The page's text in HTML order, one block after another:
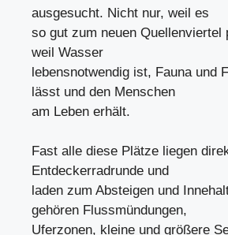
ausgesucht. Nicht nur, weil es
so gut zum neuen Quellenviertel
weil Wasser
lebensnotwendig ist, Fauna und
lässt und den Menschen
am Leben erhält.
Fast alle diese Plätze liegen
Entdeckerradrunde und
laden zum Absteigen und
gehören Flussmündungen,
Uferzonen, kleine und größere